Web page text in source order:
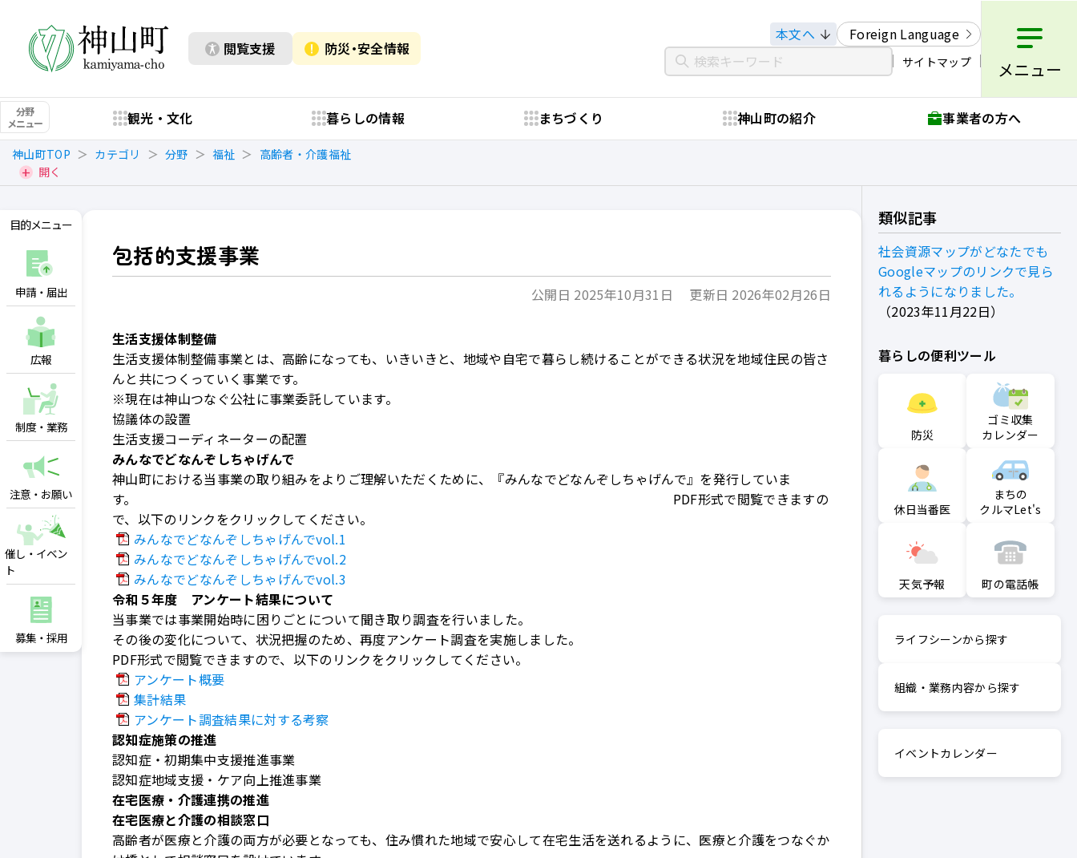
閲覧支援 防災・安全情報
本文へ Foreign Language
サイトマップ メニュー
分野
メニュー
観光・文化 暮らしの情報 まちづくり 神山町の紹介 事業者の方へ
神山町TOP カテゴリ 分野 福祉
高齢者・介護福祉
開く
目的メニュー
申請・届出
広報
制度・業務
注意・お願い
催し・イベン
ト
募集・採用
包括的支援事業
公開日 2025年10月31日 更新日 2026年02月26日
生活支援体制整備
生活支援体制整備事業とは、高齢になっても、いきいきと、地域や自宅で暮らし続けることができる状況を地域住民の皆さ
んと共につくっていく事業です。
※現在は神山つなぐ公社に事業委託しています。
協議体の設置
生活支援コーディネーターの配置
みんなでどなんぞしちゃげんで
神山町における当事業の取り組みをよりご理解いただくために、『みんなでどなんぞしちゃげんで』を発行していま
す。 PDF形式で閲覧できますの
で、以下のリンクをクリックしてください。
みんなでどなんぞしちゃげんでvol.1
みんなでどなんぞしちゃげんでvol.2
みんなでどなんぞしちゃげんでvol.3
令和５年度 アンケート結果について
当事業では事業開始時に困りごとについて聞き取り調査を行いました。
その後の変化について、状況把握のため、再度アンケート調査を実施しました。
PDF形式で閲覧できますので、以下のリンクをクリックしてください。
アンケート概要
集計結果
アンケート調査結果に対する考察
認知症施策の推進
認知症・初期集中支援推進事業
認知症地域支援・ケア向上推進事業
在宅医療・介護連携の推進
在宅医療と介護の相談窓口
高齢者が医療と介護の両方が必要となっても、住み慣れた地域で安心して在宅生活を送れるように、医療と介護をつなぐか
類似記事
社会資源マップがどなたでも
Googleマップのリンクで見ら
れるようになりました。
2023年11月22日
暮らしの便利ツール
防災
ゴミ収集
カレンダー
休日当番医
まちの
クルマLet's
天気予報 町の電話帳
ライフシーンから探す
組織・業務内容から探す
イベントカレンダー